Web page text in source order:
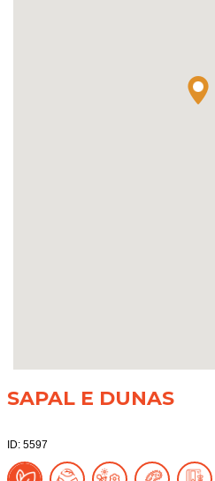
SAPAL E DUNAS
ID: 5597